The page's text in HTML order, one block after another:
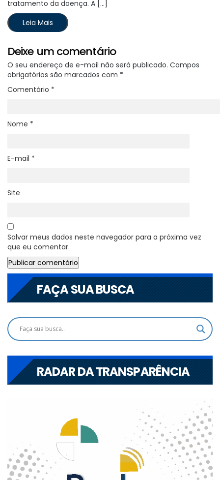
tratamento da doença. A […]
Leia Mais
Deixe um comentário
O seu endereço de e-mail não será publicado. Campos
obrigatórios são marcados com *
Comentário *
Nome *
E-mail *
Site
Salvar meus dados neste navegador para a próxima vez
que eu comentar.
FAÇA SUA BUSCA
RADAR DA TRANSPARÊNCIA